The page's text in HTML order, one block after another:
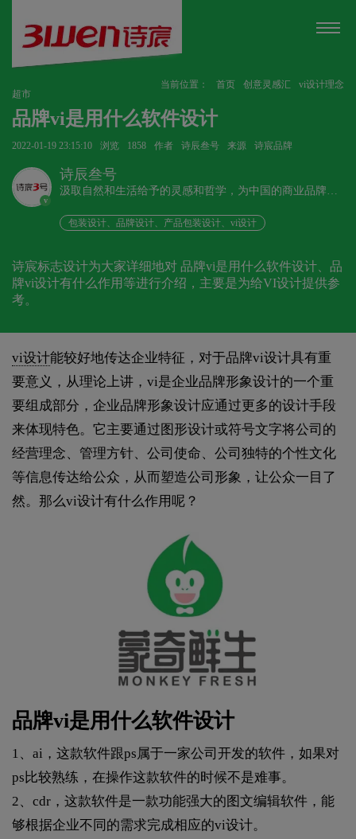
当前位置： 首页 创意灵感汇
vi设计理念
超市
品牌vi是用什么软件设计
2022-01-19 23:15:10 浏览 1858 作者 诗辰叁号 来源 诗宸品牌
v
诗辰叁号
汲取自然和生活给予的灵感和哲学，为中国的商业品牌发
包装设计、品牌设计、产品包装设计、vi设计
诗宸标志设计为大家详细地对 品牌vi是用什么软件设计、品
牌vi设计有什么作用等进行介绍，主要是为给VI设计提供参
考。
vi设计能较好地传达企业特征，对于品牌vi设计具有重
要意义，从理论上讲，vi是企业品牌形象设计的一个重
要组成部分，企业品牌形象设计应通过更多的设计手段
来体现特色。它主要通过图形设计或符号文字将公司的
经营理念、管理方针、公司使命、公司独特的个性文化
等信息传达给公众，从而塑造公司形象，让公众一目了
然。那么vi设计有什么作用呢？
品牌vi是用什么软件设计
1、ai，这款软件跟ps属于一家公司开发的软件，如果对
ps比较熟练，在操作这款软件的时候不是难事。
2、cdr，这款软件是一款功能强大的图文编辑软件，能
够根据企业不同的需求完成相应的vi设计。